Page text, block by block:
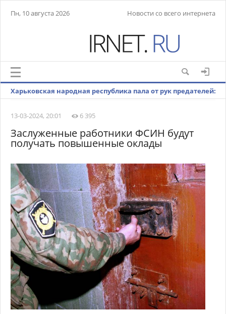
Пн, 10 августа 2026 Новости со всего интернета
Харьковская народная республика пала от рук предателей:
13-03-2024, 20:01
6 395
Заслуженные работники ФСИН будут
получать повышенные оклады